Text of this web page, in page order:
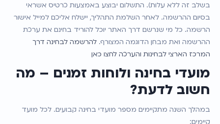
בשלב זה ללא עלות). התשלום יבוצע באמצעות כרטיס אשראי
בסיום ההרשמה. לאחר השלמת התהליך, יישלח אליכם למייל אישור
הרשמה. כל מי שנרשם דרך האתר יוכל להוריד בחינם את ערכת
ההרשמה ואת מבחן הדוגמה המצורף. להרשמה לבחינה דרך
המרכז הארצי לבחינות והערכה לחצו כאן
מועדי בחינה ולוחות זמנים – מה
חשוב לדעת?
במהלך השנה מתקיימים מספר מועדי בחינה קבועים. לכל מועד
קיימים: